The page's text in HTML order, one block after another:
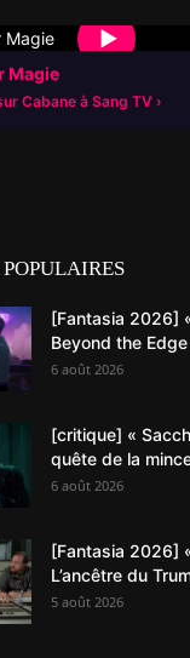
▶
Magie
Cabane à Sang TV
[Fantasia 2026]
Beyond the
6 août 2026
[critique] «
quête de la
6 août 2026
[Fantasia 2026]
L’ancêtre du
5 août 2026